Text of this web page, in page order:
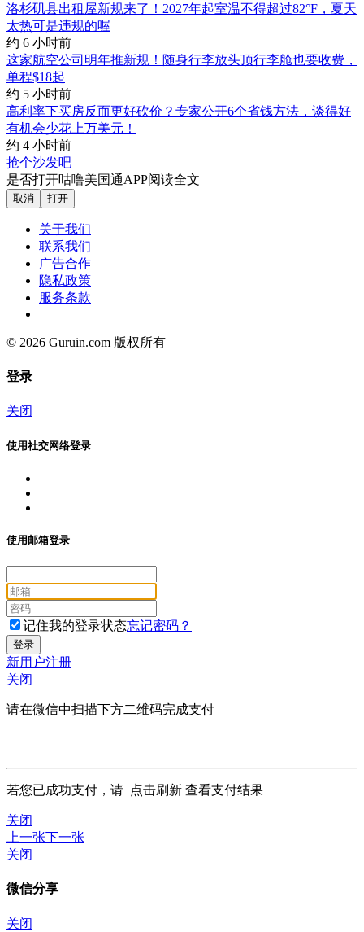
洛杉矶县出租屋新规来了！2027年起室温不得超过82°F，夏天
太热可是违规的喔
约 6 小时前
这家航空公司明年推新规！随身行李放头顶行李舱也要收费，
单程$18起
约 5 小时前
高利率下买房反而更好砍价？专家公开6个省钱方法，谈得好
有机会少花上万美元！
约 4 小时前
抢个沙发吧
是否打开咕噜美国通APP阅读全文
取消 打开
关于我们
联系我们
广告合作
隐私政策
服务条款
© 2026 Guruin.com 版权所有
登录
关闭
使用社交网络登录
使用邮箱登录
记住我的登录状态忘记密码？
新用户注册
关闭
请在微信中扫描下方二维码完成支付
若您已成功支付，请 点击刷新 查看支付结果
关闭
上一张下一张
关闭
微信分享
关闭